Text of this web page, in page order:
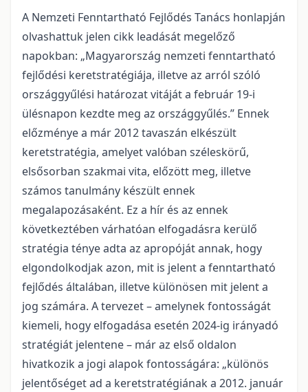
A Nemzeti Fenntartható Fejlődés Tanács honlapján
olvashattuk jelen cikk leadását megelőző
napokban: „Magyarország nemzeti fenntartható
fejlődési keretstratégiája, illetve az arról szóló
országgyűlési határozat vitáját a február 19-i
ülésnapon kezdte meg az országgyűlés.” Ennek
előzménye a már 2012 tavaszán elkészült
keretstratégia, amelyet valóban széleskörű,
elsősorban szakmai vita, előzött meg, illetve
számos tanulmány készült ennek
megalapozásaként. Ez a hír és az ennek
következtében várhatóan elfogadásra kerülő
stratégia ténye adta az apropóját annak, hogy
elgondolkodjak azon, mit is jelent a fenntartható
fejlődés általában, illetve különösen mit jelent a
jog számára. A tervezet – amelynek fontosságát
kiemeli, hogy elfogadása esetén 2024-ig irányadó
stratégiát jelentene – már az első oldalon
hivatkozik a jogi alapok fontosságára: „különös
jelentőséget ad a keretstratégiának a 2012. január